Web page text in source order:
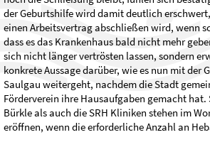
der Geburtshilfe wird damit deutlich
einen Arbeitsvertrag abschließen wird, wenn
dass es das Krankenhaus bald nicht mehr
sich nicht länger vertrösten lassen, sondern
konkrete Aussage darüber, wie es nun mit der
Saulgau weitergeht, nachdem die Stadt
Förderverein ihre Hausaufgaben gemacht
Bürkle als auch die SRH Kliniken stehen im
eröffnen, wenn die erforderliche Anzahl an